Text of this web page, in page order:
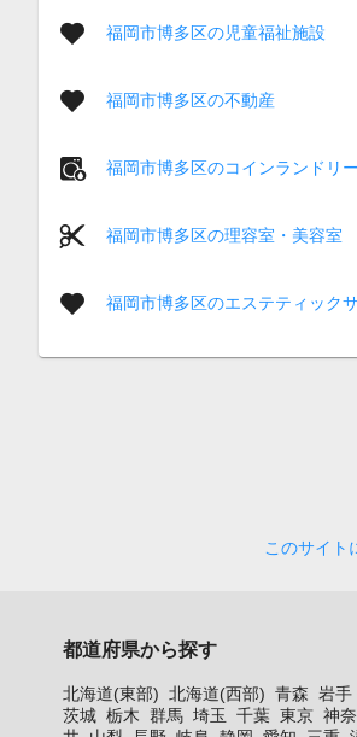
福岡市博多区の児童福祉施設
福岡市博多区の不動産
福岡市博多区のコインランドリー
福岡市博多区の理容室・美容室
福岡市博多区のエステティック
このサイト
都道府県から探す
北海道(東部) 北海道(西部) 青森 岩手
茨城 栃木 群馬 埼玉 千葉 東京 神奈